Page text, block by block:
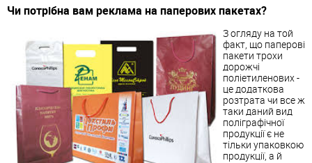
Чи потрібна вам реклама на паперових пакетах?
З огляду на той
факт, що паперові
пакети трохи
дорожчі
поліетиленових -
це додаткова
розтрата чи все ж
таки даний вид
поліграфічної
продукції є не
тільки упаковкою
продукції, а й